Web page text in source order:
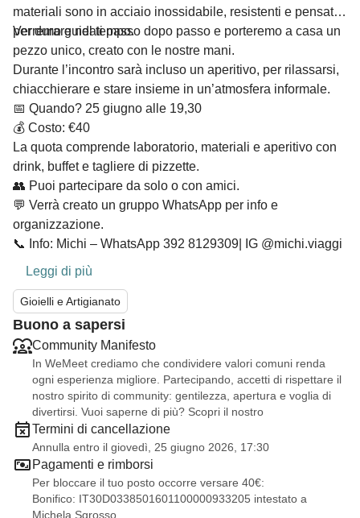
materiali sono in acciaio inossidabile, resistenti e pensati
per durare nel tempo.
Verremo guidati passo dopo passo e porteremo a casa un
pezzo unico, creato con le nostre mani.
Durante l’incontro sarà incluso un aperitivo, per rilassarsi,
chiacchierare e stare insieme in un’atmosfera informale.
📅 Quando? 25 giugno alle 19,30
💰 Costo: €40
La quota comprende laboratorio, materiali e aperitivo con
drink, buffet e tagliere di pizzette.
👥 Puoi partecipare da solo o con amici.
💬 Verrà creato un gruppo WhatsApp per info e
organizzazione.
📞 Info: Michi – WhatsApp 392 8129309| IG @michi.viaggi
Leggi di più
Gioielli e Artigianato
Buono a sapersi
Community Manifesto
In WeMeet crediamo che condividere valori comuni renda
ogni esperienza migliore. Partecipando, accetti di rispettare il
nostro spirito di community: gentilezza, apertura e voglia di
divertirsi. Vuoi saperne di più? Scopri il nostro
Termini di cancellazione
Annulla entro il giovedì, 25 giugno 2026, 17:30
Pagamenti e rimborsi
Per bloccare il tuo posto occorre versare 40€:
Bonifico: IT30D0338501601100000933205 intestato a
Michela Sgrosso